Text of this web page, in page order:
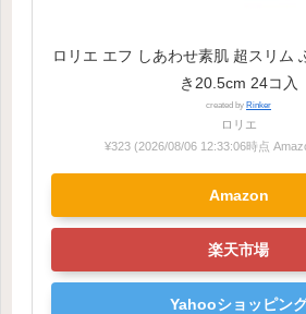
ロリエ エフ しあわせ素肌 超スリム
き20.5cm 24コ入
created by Rinker
ロリエ
¥323 (2026/08/06 12:33:06時点
Amazon
楽天市場
Yahooショッピン